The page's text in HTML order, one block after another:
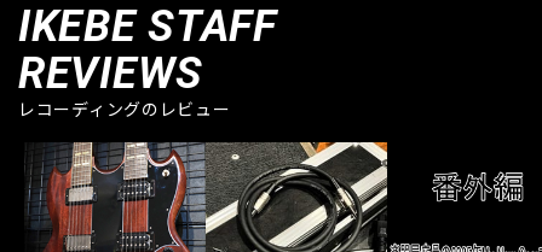
IKEBE STAFF
REVIEWS
レコーディングのレビュー